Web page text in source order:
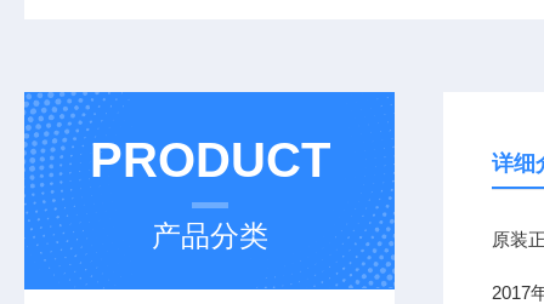
PRODUCT
产品分类
详细
原装
2017